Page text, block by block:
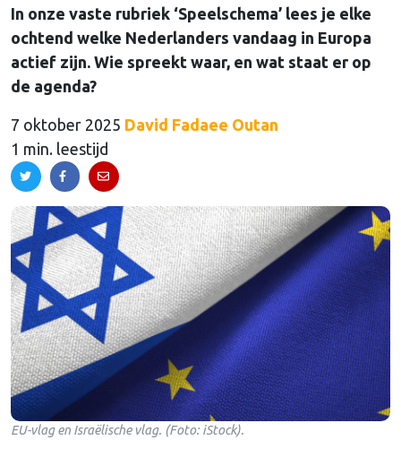
In onze vaste rubriek ‘Speelschema’ lees je elke
ochtend welke Nederlanders vandaag in Europa
actief zijn. Wie spreekt waar, en wat staat er op
de agenda?
7 oktober 2025 David Fadaee Outan
1 min. leestijd
EU-vlag en Israëlische vlag. (Foto: iStock).